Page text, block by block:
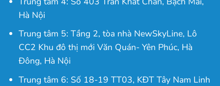
Hà Nội
Trung tâm 5: Tầng 2, tòa nhà NewSkyLine, Lô
CC2 Khu đô thị mới Văn Quán- Yên Phúc, Hà
Đông, Hà Nội
Trung tâm 6: Số 18-19 TT03, KĐT Tây Nam Linh